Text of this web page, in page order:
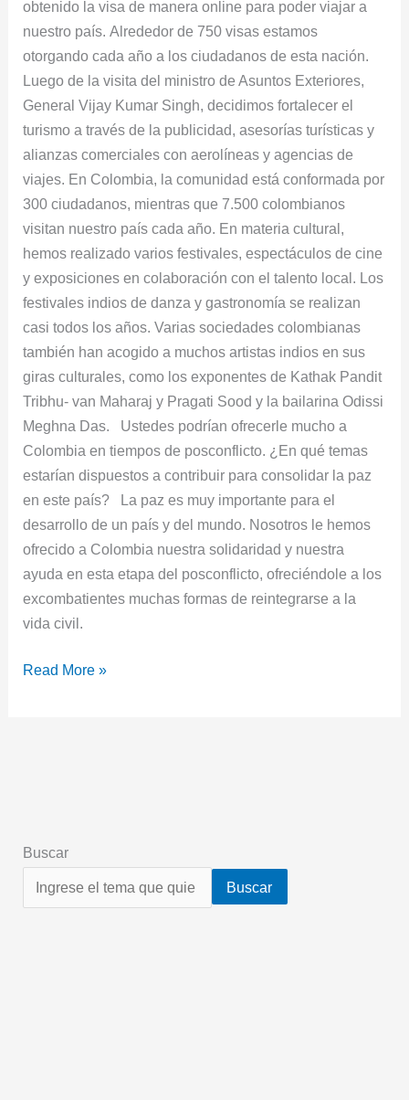
obtenido la visa de manera online para poder viajar a
nuestro país. Alrededor de 750 visas estamos
otorgando cada año a los ciudadanos de esta nación.
Luego de la visita del ministro de Asuntos Exteriores,
General Vijay Kumar Singh, decidimos fortalecer el
turismo a través de la publicidad, asesorías turísticas y
alianzas comerciales con aerolíneas y agencias de
viajes. En Colombia, la comunidad está conformada por
300 ciudadanos, mientras que 7.500 colombianos
visitan nuestro país cada año. En materia cultural,
hemos realizado varios festivales, espectáculos de cine
y exposiciones en colaboración con el talento local. Los
festivales indios de danza y gastronomía se realizan
casi todos los años. Varias sociedades colombianas
también han acogido a muchos artistas indios en sus
giras culturales, como los exponentes de Kathak Pandit
Tribhu- van Maharaj y Pragati Sood y la bailarina Odissi
Meghna Das. Ustedes podrían ofrecerle mucho a
Colombia en tiempos de posconflicto. ¿En qué temas
estarían dispuestos a contribuir para consolidar la paz
en este país? La paz es muy importante para el
desarrollo de un país y del mundo. Nosotros le hemos
ofrecido a Colombia nuestra solidaridad y nuestra
ayuda en esta etapa del posconflicto, ofreciéndole a los
excombatientes muchas formas de reintegrarse a la
vida civil.
Read More »
Buscar
Buscar